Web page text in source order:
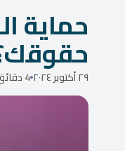
حماية
٢٩ أكتوبر ٢٠٢٤ 4 دقائق قراءة